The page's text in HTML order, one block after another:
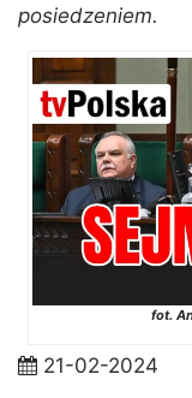
posiedzeniem.
fot.
21-02-2024